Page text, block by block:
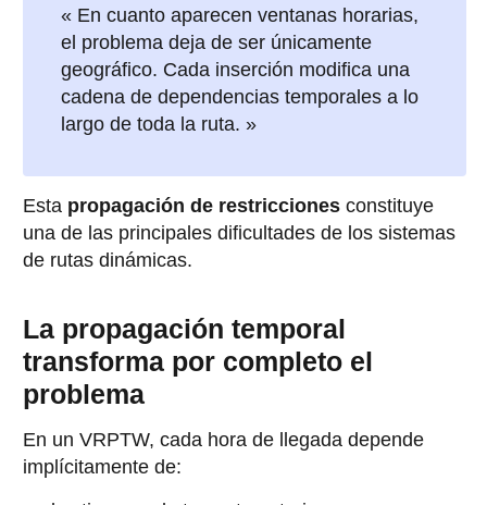
« En cuanto aparecen ventanas horarias,
el problema deja de ser únicamente
geográfico. Cada inserción modifica una
cadena de dependencias temporales a lo
largo de toda la ruta. »
Esta propagación de restricciones constituye
una de las principales dificultades de los sistemas
de rutas dinámicas.
La propagación temporal
transforma por completo el
problema
En un VRPTW, cada hora de llegada depende
implícitamente de: